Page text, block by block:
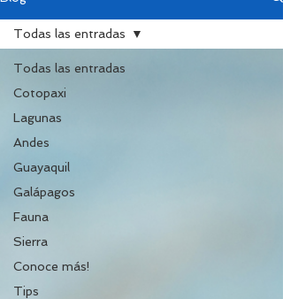
Todas las entradas
Cotopaxi
Lagunas
Andes
Guayaquil
Galápagos
Fauna
Sierra
Conoce más!
Tips
Todas las entradas